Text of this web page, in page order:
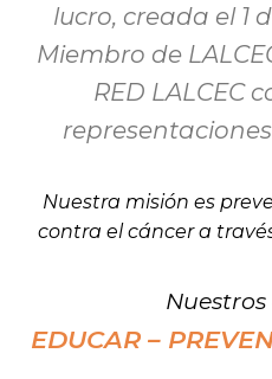
lucro, creada el 1
Miembro de
RED LALCEC
Nuestra misión es
contra el cáncer a
Nuestros
EDUCAR –